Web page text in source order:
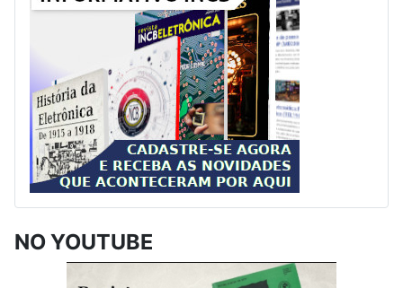
NO YOUTUBE